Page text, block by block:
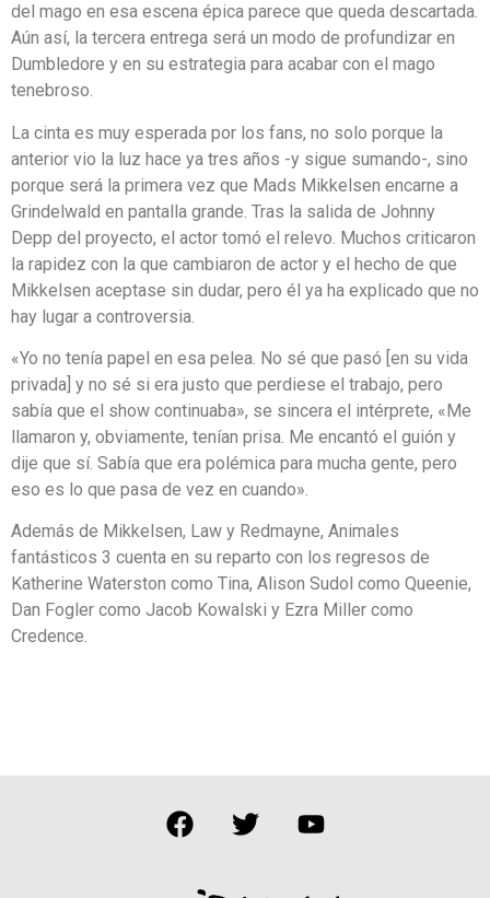
del mago en esa escena épica parece que queda descartada.
Aún así, la tercera entrega será un modo de profundizar en
Dumbledore y en su estrategia para acabar con el mago
tenebroso.
La cinta es muy esperada por los fans, no solo porque la
anterior vio la luz hace ya tres años -y sigue sumando-, sino
porque será la primera vez que Mads Mikkelsen encarne a
Grindelwald en pantalla grande. Tras la salida de Johnny
Depp del proyecto, el actor tomó el relevo. Muchos criticaron
la rapidez con la que cambiaron de actor y el hecho de que
Mikkelsen aceptase sin dudar, pero él ya ha explicado que no
hay lugar a controversia.
«Yo no tenía papel en esa pelea. No sé que pasó [en su vida
privada] y no sé si era justo que perdiese el trabajo, pero
sabía que el show continuaba», se sincera el intérprete, «Me
llamaron y, obviamente, tenían prisa. Me encantó el guión y
dije que sí. Sabía que era polémica para mucha gente, pero
eso es lo que pasa de vez en cuando».
Además de Mikkelsen, Law y Redmayne, Animales
fantásticos 3 cuenta en su reparto con los regresos de
Katherine Waterston como Tina, Alison Sudol como Queenie,
Dan Fogler como Jacob Kowalski y Ezra Miller como
Credence.